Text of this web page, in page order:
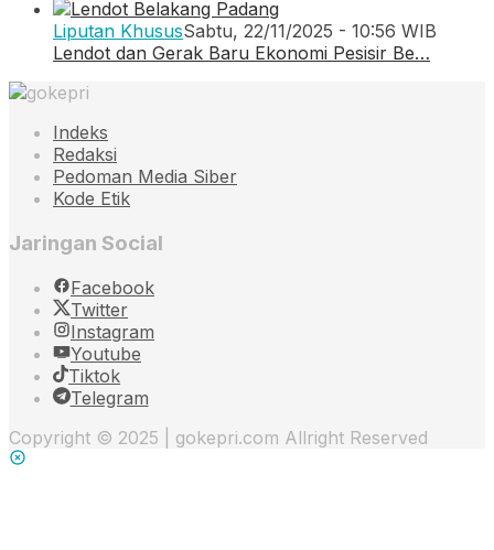
Liputan KhususSabtu, 22/11/2025 - 10:56 WIB
Lendot dan Gerak Baru Ekonomi Pesisir Be…
Indeks
Redaksi
Pedoman Media Siber
Kode Etik
Jaringan Social
Facebook
Twitter
Instagram
Youtube
Tiktok
Telegram
Copyright © 2025 | gokepri.com Allright Reserved